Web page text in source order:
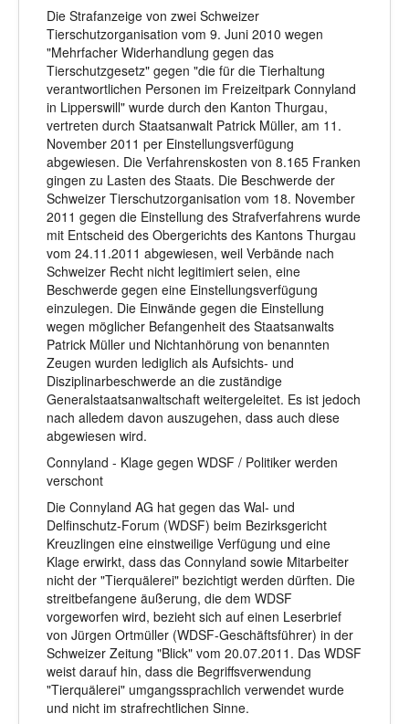
Die Strafanzeige von zwei Schweizer
Tierschutzorganisation vom 9. Juni 2010 wegen
"Mehrfacher Widerhandlung gegen das
Tierschutzgesetz" gegen "die für die Tierhaltung
verantwortlichen Personen im Freizeitpark Connyland
in Lipperswill" wurde durch den Kanton Thurgau,
vertreten durch Staatsanwalt Patrick Müller, am 11.
November 2011 per Einstellungsverfügung
abgewiesen. Die Verfahrenskosten von 8.165 Franken
gingen zu Lasten des Staats. Die Beschwerde der
Schweizer Tierschutzorganisation vom 18. November
2011 gegen die Einstellung des Strafverfahrens wurde
mit Entscheid des Obergerichts des Kantons Thurgau
vom 24.11.2011 abgewiesen, weil Verbände nach
Schweizer Recht nicht legitimiert seien, eine
Beschwerde gegen eine Einstellungsverfügung
einzulegen. Die Einwände gegen die Einstellung
wegen möglicher Befangenheit des Staatsanwalts
Patrick Müller und Nichtanhörung von benannten
Zeugen wurden lediglich als Aufsichts- und
Disziplinarbeschwerde an die zuständige
Generalstaatsanwaltschaft weitergeleitet. Es ist jedoch
nach alledem davon auszugehen, dass auch diese
abgewiesen wird.
Connyland - Klage gegen WDSF / Politiker werden
verschont
Die Connyland AG hat gegen das Wal- und
Delfinschutz-Forum (WDSF) beim Bezirksgericht
Kreuzlingen eine einstweilige Verfügung und eine
Klage erwirkt, dass das Connyland sowie Mitarbeiter
nicht der "Tierquälerei" bezichtigt werden dürften. Die
streitbefangene äußerung, die dem WDSF
vorgeworfen wird, bezieht sich auf einen Leserbrief
von Jürgen Ortmüller (WDSF-Geschäftsführer) in der
Schweizer Zeitung "Blick" vom 20.07.2011. Das WDSF
weist darauf hin, dass die Begriffsverwendung
"Tierquälerei" umgangssprachlich verwendet wurde
und nicht im strafrechtlichen Sinne.